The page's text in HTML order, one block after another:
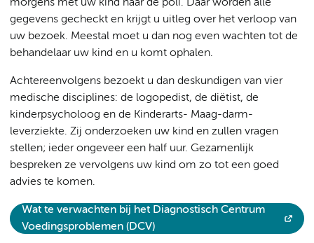
morgens met uw kind naar de poli. Daar worden alle
gegevens gecheckt en krijgt u uitleg over het verloop van
uw bezoek. Meestal moet u dan nog even wachten tot de
behandelaar uw kind en u komt ophalen.
Achtereenvolgens bezoekt u dan deskundigen van vier
medische disciplines: de logopedist, de diëtist, de
kinderpsycholoog en de Kinderarts- Maag-darm-
leverziekte. Zij onderzoeken uw kind en zullen vragen
stellen; ieder ongeveer een half uur. Gezamenlijk
bespreken ze vervolgens uw kind om zo tot een goed
advies te komen.
Wat te verwachten bij het Diagnostisch Centrum
Voedingsproblemen (DCV)